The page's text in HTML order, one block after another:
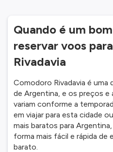
Quando é um
reservar voos
Rivadavia
Comodoro Rivadavia é uma
de Argentina, e os preços e
variam conforme a
em viajar para esta cidade
mais baratos para
forma mais fácil e rápida de
barato.